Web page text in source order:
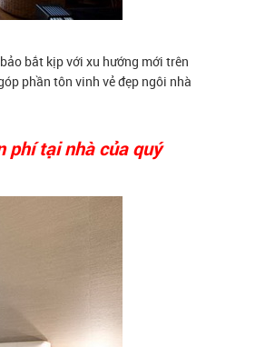
bắt kịp với xu hướng mới trên
phần tôn vinh vẻ đẹp ngôi nhà
phí tại nhà của quý